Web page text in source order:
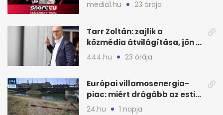
media1.hu 23 órája
Tarr Zoltán: zajlik a
közmédia átvilágítása, jön a
nyilvános véleményezés
444.hu 23 órája
Európai villamosenergia-
piac: miért drágább az esti
áram Magyarországon
24.hu 1 napja